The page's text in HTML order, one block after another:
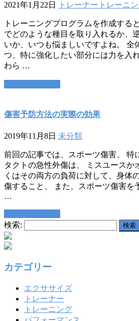
2021年1月22日 トレーナー トレーニ
トレーニングプログラムを作成する
でどのような種目を取り入れるか、
いか、いつも悩ましいですよね。 全
つ、特に強化したい部分には力を入
わら …
傷害予防方法の実際の効果
2019年11月8日 未分類
前回の記事では、スポーツ傷害、 特
タクトの急性外傷は、 ミスユースか
くはその両方の負荷に対して、身体
傷すること、 また、スポーツ傷害を
…
検索:
カテゴリー
エクササイズ
トレーナー
トレーニング